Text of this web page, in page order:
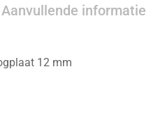
Aanvullende informatie
12 mm